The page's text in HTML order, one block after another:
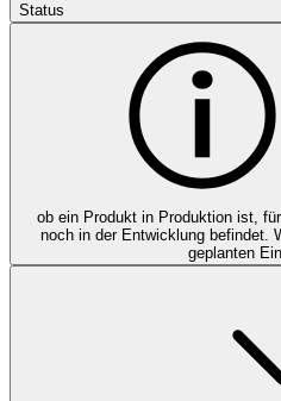
Status
ob ein Produkt in Produktion ist,
noch in der Entwicklung befindet.
geplanten